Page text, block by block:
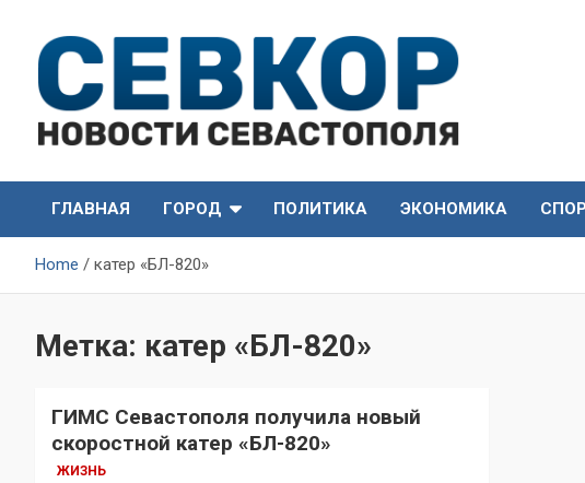
content
СевКор — Новости
Севастополя
Севастополя
ГЛАВНАЯ
ГОРОД ПОЛИТИКА ЭКОНОМИКА
Home катер «БЛ-820»
Метка: катер «БЛ-820»
ГИМС Севастополя получила новый
скоростной катер «БЛ-820»
ЖИЗНЬ